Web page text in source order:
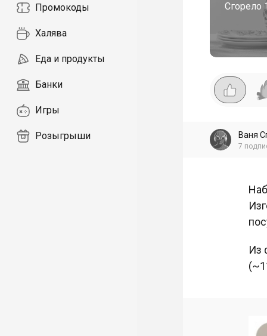
Промокоды
Халява
Еда и продукты
Банки
Игры
Розыгрыши
Сгорело
Ваня
7
Из